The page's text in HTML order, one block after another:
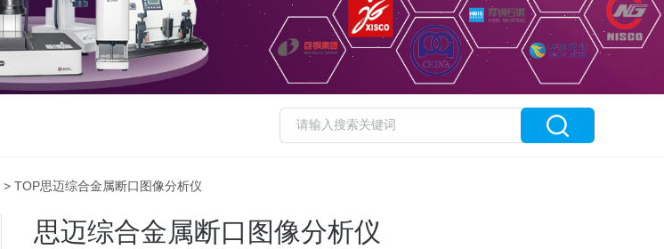
> TOP思迈综合金属断口图像分析仪
思迈综合金属断口图像分析仪